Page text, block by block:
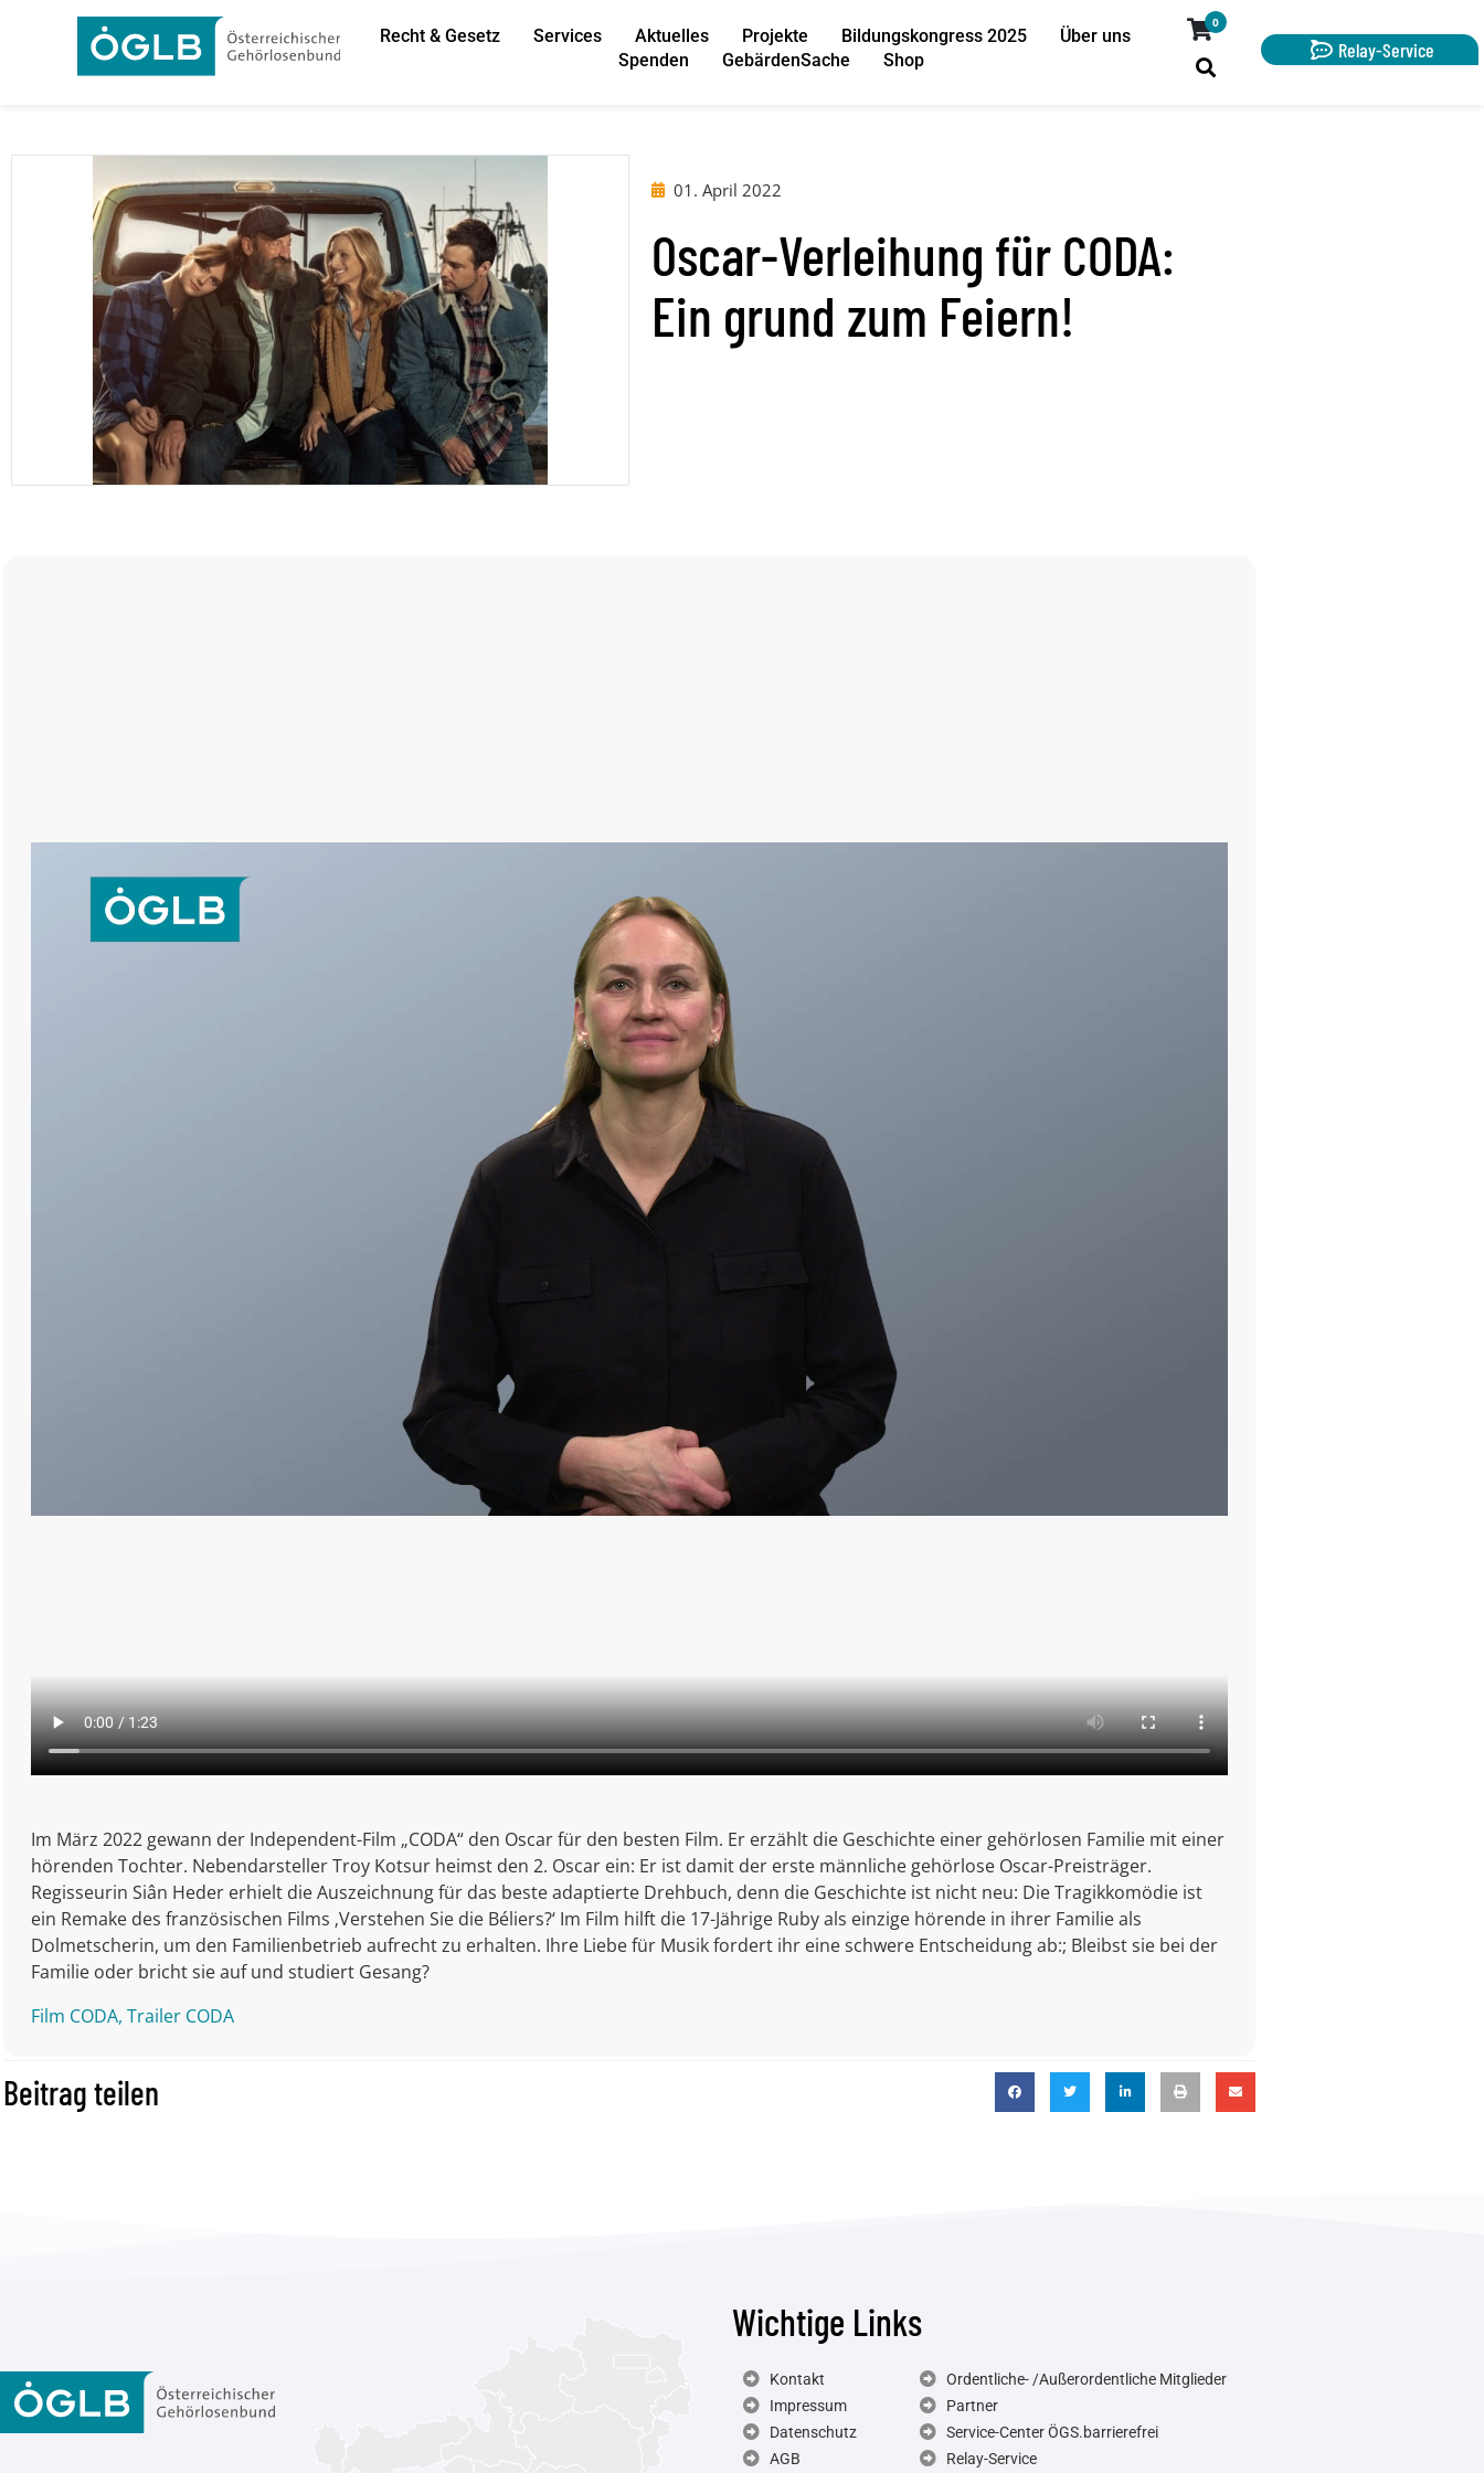
Recht & Gesetz Services Aktuelles Projekte Bildungskongress 2025
Über uns
Spenden
GebärdenSache Shop
0
Relay-Service
01. April 2022
Oscar-Verleihung für CODA:
Ein grund zum Feiern!
Im März 2022 gewann der Independent-Film „CODA“ den Oscar für den besten Film. Er erzählt die Geschichte einer gehörlosen Familie mit einer
hörenden Tochter. Nebendarsteller Troy Kotsur heimst den 2. Oscar ein: Er ist damit der erste männliche gehörlose Oscar-Preisträger.
Regisseurin Siân Heder erhielt die Auszeichnung für das beste adaptierte Drehbuch, denn die Geschichte ist nicht neu: Die Tragikkomödie ist
ein Remake des französischen Films ‚Verstehen Sie die Béliers?‘ Im Film hilft die 17-Jährige Ruby als einzige hörende in ihrer Familie als
Dolmetscherin, um den Familienbetrieb aufrecht zu erhalten. Ihre Liebe für Musik fordert ihr eine schwere Entscheidung ab:; Bleibst sie bei der
Familie oder bricht sie auf und studiert Gesang?
Film CODA, Trailer CODA
Beitrag teilen
Wichtige Links
Kontakt
Impressum
Datenschutz
AGB
Ordentliche- /Außerordentliche Mitglieder
Partner
Service-Center ÖGS.barrierefrei
Relay-Service